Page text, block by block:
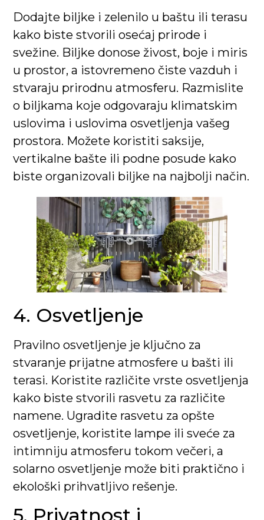
Dodajte biljke i zelenilo u baštu ili terasu
kako biste stvorili osećaj prirode i
svežine. Biljke donose živost, boje i miris
u prostor, a istovremeno čiste vazduh i
stvaraju prirodnu atmosferu. Razmislite
o biljkama koje odgovaraju klimatskim
uslovima i uslovima osvetljenja vašeg
prostora. Možete koristiti saksije,
vertikalne bašte ili podne posude kako
biste organizovali biljke na najbolji način.
4. Osvetljenje
Pravilno osvetljenje je ključno za
stvaranje prijatne atmosfere u bašti ili
terasi. Koristite različite vrste osvetljenja
kako biste stvorili rasvetu za različite
namene. Ugradite rasvetu za opšte
osvetljenje, koristite lampe ili sveće za
intimniju atmosferu tokom večeri, a
solarno osvetljenje može biti praktično i
ekološki prihvatljivo rešenje.
5. Privatnost i